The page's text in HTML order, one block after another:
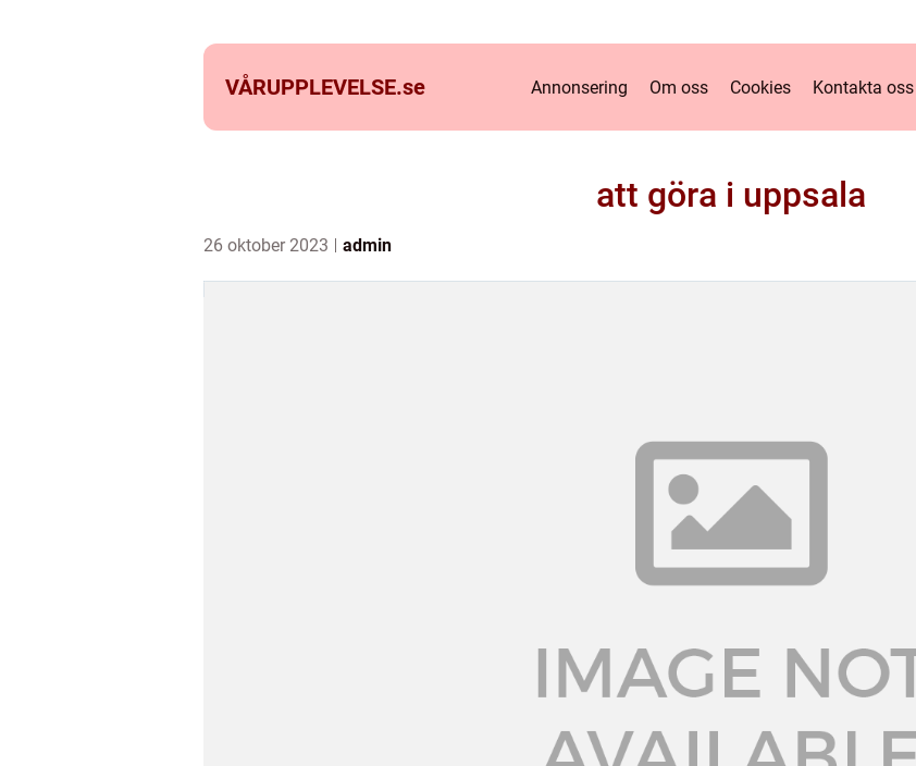
VÅRUPPLEVELSE.se Annonsering Om oss Cookies Kontakta oss
att göra i uppsala
26 oktober 2023 admin